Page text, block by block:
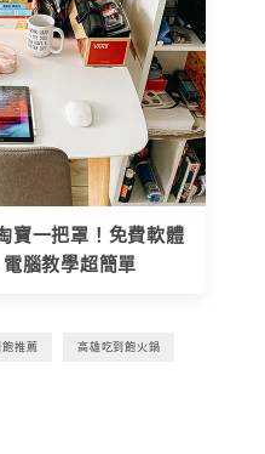
寶一把罩！免費軟體
電腦教學超簡單
推薦 高雄吃到飽火鍋